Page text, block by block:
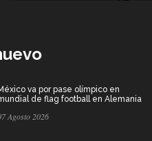
va por pase olímpico en
de flag football en Alemania
Agosto 2026